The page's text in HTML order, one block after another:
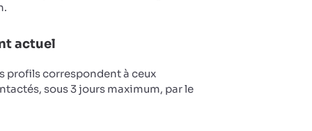
actuel
profils correspondent à ceux
sous 3 jours maximum, par le